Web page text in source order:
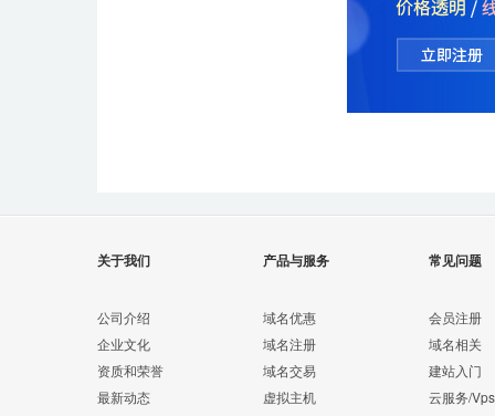
关于我们
公司介绍
企业文化
资质和荣誉
最新动态
产品与服务
域名优惠
域名注册
域名交易
虚拟主机
常见问题
会员注册
域名相关
建站入门
云服务/Vps